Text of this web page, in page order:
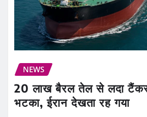
NEWS
20 लाख बैरल तेल से लदा टैंकर
भटका, ईरान देखता रह गया